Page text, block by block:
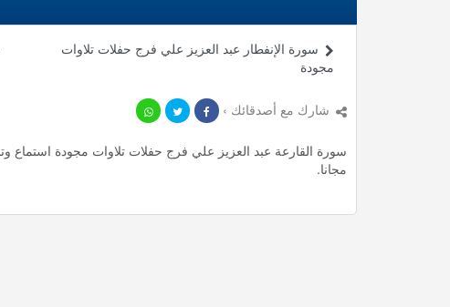
سورة الإنفطار عبد العزيز علي فرج حفلات تلاوات
مجودة
شارك مع أصدقائك ›
مجانا.